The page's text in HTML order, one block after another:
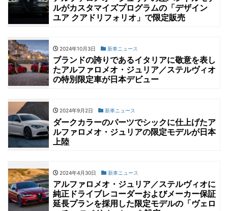
ルがカスタマイズプログラムの「デザイン
ユア クアドリフォリオ」で限定販売
2024年10月3日 新車ニュース
ブランドの誇りであるイタリアに敬意を表し
たアルファロメオ・ジュリア／ステルヴィオ
の特別限定車が日本デビュー
2024年9月2日 新車ニュース
ダークカラーのパーツでシックに仕上げたア
ルファロメオ・ジュリアの限定モデルが日本
上陸
2024年4月30日 新車ニュース
アルファロメオ・ジュリア／ステルヴィオに
純正ドライブレコーダーおよびメーカー保証
延長プランを採用した限定モデルの「ヴェロ